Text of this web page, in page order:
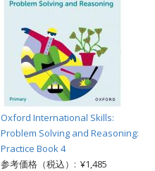
Oxford International Skills:
Problem Solving and Reasoning:
Practice Book 4
参考価格（税込）: ¥1,485